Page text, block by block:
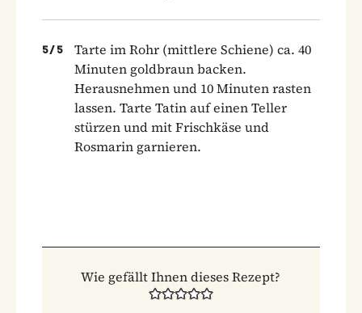
5/ 5
Tarte im Rohr (mittlere Schiene) ca. 40
Minuten goldbraun backen.
Herausnehmen und 10 Minuten rasten
lassen. Tarte Tatin auf einen Teller
stürzen und mit Frischkäse und
Rosmarin garnieren.
Wie gefällt Ihnen dieses Rezept?